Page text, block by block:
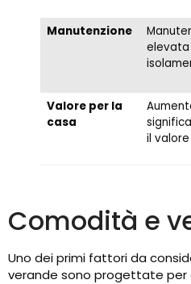
Manutenzione
elevata
Valore per la
casa
il
Comodità e
Uno dei primi fattori da
verande sono progettate